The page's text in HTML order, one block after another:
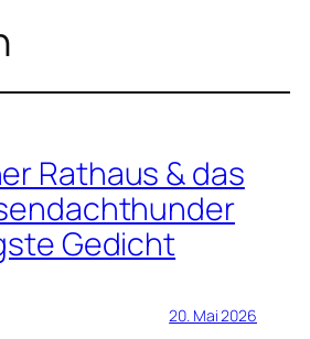
Rathaus & das
Gedicht
20. Mai 2026